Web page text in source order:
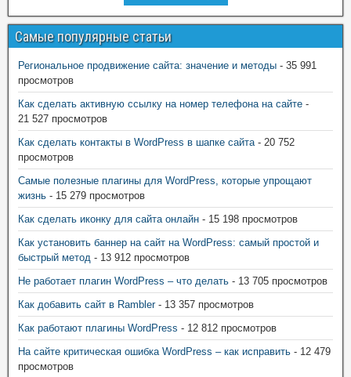
Самые популярные статьи
Региональное продвижение сайта: значение и методы - 35 991
просмотров
Как сделать активную ссылку на номер телефона на сайте -
21 527 просмотров
Как сделать контакты в WordPress в шапке сайта- 20 752
просмотров
Самые полезные плагины для WordPress, которые упрощают
жизнь - 15 279 просмотров
Как сделать иконку для сайта онлайн - 15 198 просмотров
Как установить баннер на сайт на WordPress: самый простой и
быстрый метод - 13 912 просмотров
Не работает плагин WordPress – что делать - 13 705 просмотров
Как добавить сайт в Rambler- 13 357 просмотров
Как работают плагины WordPress - 12 812 просмотров
На сайте критическая ошибка WordPress – как исправить - 12 479
просмотров